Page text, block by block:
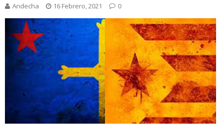
Andecha 16 Febrero, 2021 0